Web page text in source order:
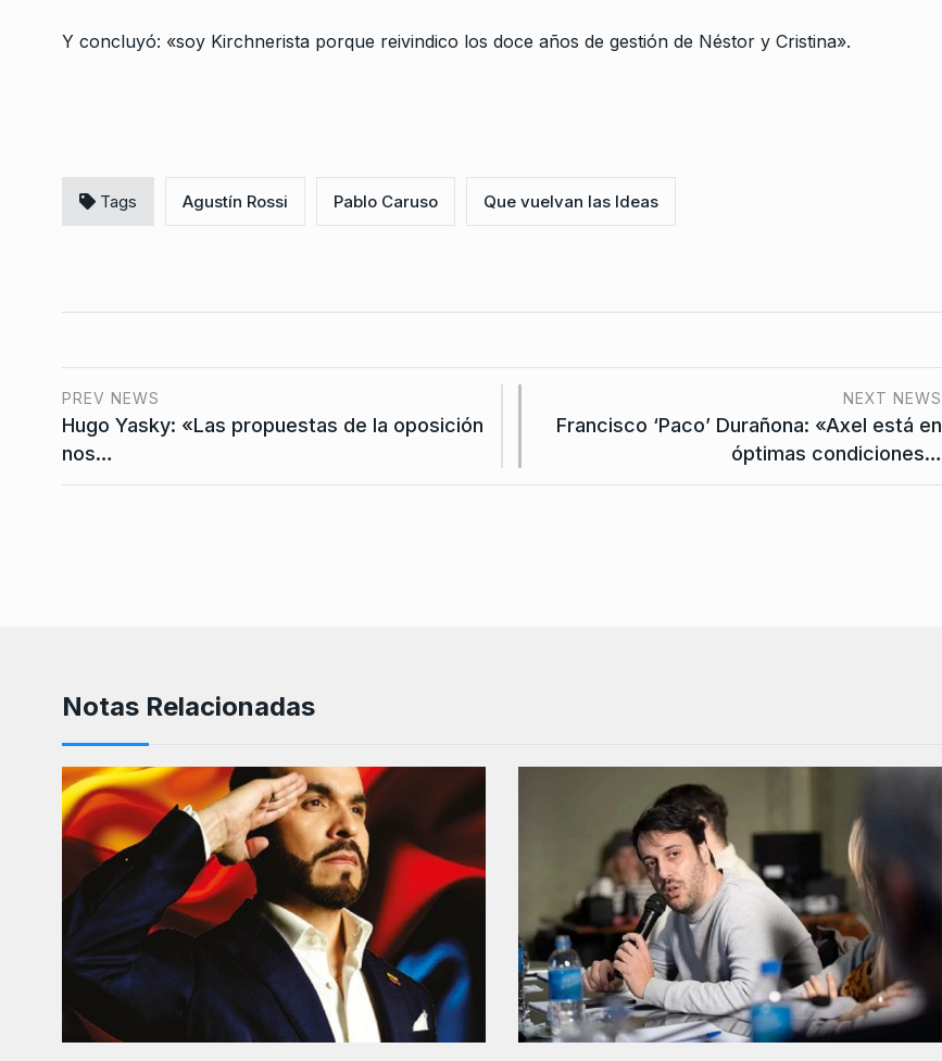
Y concluyó: «soy Kirchnerista porque reivindico los doce años de gestión de Néstor y Cristina».
Tags Agustín Rossi Pablo Caruso Que vuelvan las Ideas
PREV NEWS
Hugo Yasky: «Las propuestas de la oposición
nos…
NEXT NEWS
Francisco ‘Paco’ Durañona: «Axel está en
óptimas condiciones…
Notas Relacionadas